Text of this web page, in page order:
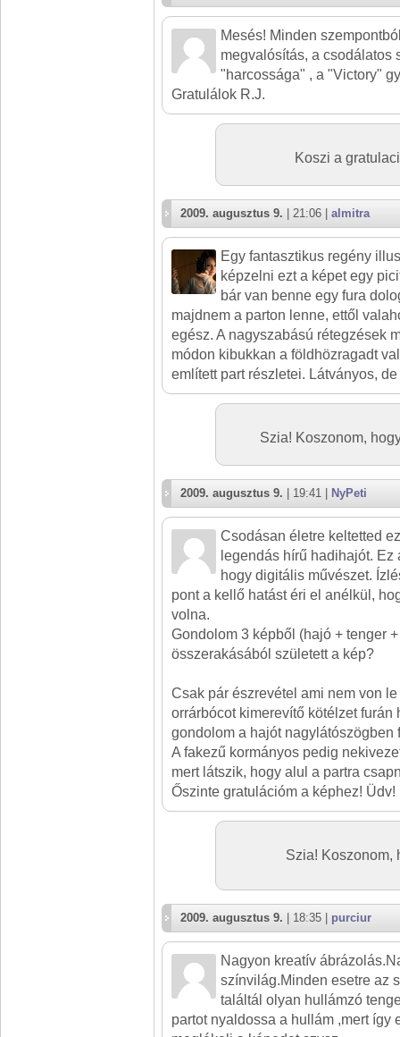
Mesés! Minden
megvalósítás, a csodálatos
"harcossága" , a "Victory"
Gratulálok R.J.
Koszi a
2009. augusztus 9. | 21:06 | almitra
Egy fantasztikus regény
képzelni ezt a képet egy
bár van benne egy fura
majdnem a parton lenne, ettől
egész. A nagyszabású rétegzések
módon kibukkan a földhözragadt
említett part részletei. Látványos,
Szia! Koszonom,
2009. augusztus 9. | 19:41 | NyPeti
Csodásan életre keltetted
legendás hírű hadihajót. Ez
hogy digitális művészet.
pont a kellő hatást éri el anélkül,
volna.
Gondolom 3 képből (hajó + tenger
összerakásából született a kép?
Csak pár észrevétel ami nem von
orrárbócot kimerevítő kötélzet furán
gondolom a hajót nagylátószögben
A fakezű kormányos pedig
mert látszik, hogy alul a partra
Őszinte gratulációm a képhez! Üdv!
Szia! Koszonom,
2009. augusztus 9. | 18:35 | purciur
Nagyon kreatív
színvilág.Minden esetre az
találtál olyan hullámzó
partot nyaldossa a hullám ,mert így